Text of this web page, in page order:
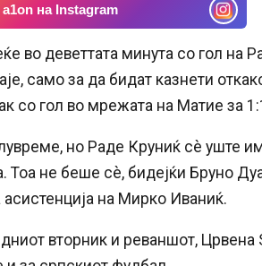
на Instagram
во деветтата минута со гол на
само за да бидат казнети
со гол во мрежата на Матие за
но Раде Круниќ сè уште
Тоа не беше сè, бидејќи Бруно
на Мирко Иваниќ.
вторник и реваншот,